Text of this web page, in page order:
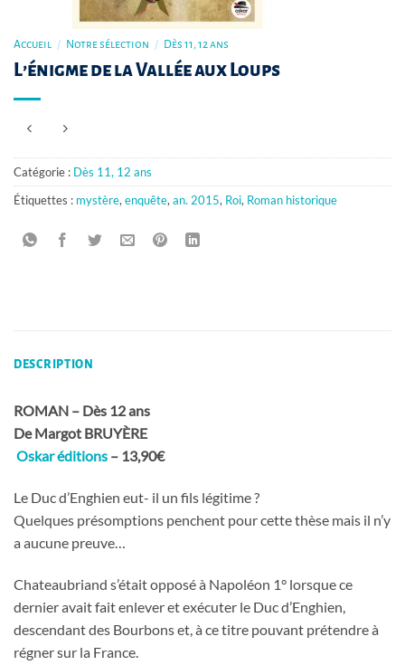
Accueil / Notre sélection / Dès 11, 12 ans
L’énigme de la Vallée aux Loups
Catégorie : Dès 11, 12 ans
Étiquettes : mystère,enquête,an. 2015, Roi, Roman historique
DESCRIPTION
ROMAN – Dès 12 ans
De Margot BRUYÈRE
Oskar éditions – 13,90€
Le Duc d’Enghien eut- il un fils légitime ?
Quelques présomptions penchent pour cette thèse mais il n’y
a aucune preuve…
Chateaubriand s’était opposé à Napoléon 1° lorsque ce
dernier avait fait enlever et exécuter le Duc d’Enghien,
descendant des Bourbons et, à ce titre pouvant prétendre à
régner sur la France.